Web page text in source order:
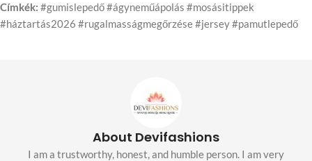
Címkék: #gumislepedő #ágyneműápolás #mosásitippek
#háztartás2026 #rugalmasságmegőrzése #jersey #pamutlepedő
About Devifashions
I am a trustworthy, honest, and humble person. I am very